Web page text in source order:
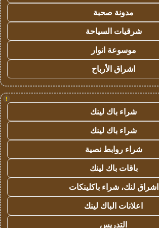
مدونة صحبة
شرقيات السياحة
موسوعة انوار
اشراق الأرباح
!
شراء باك لينك
شراء باك لينك
شراء روابط نصية
باقات باك لينك
اشراق لنك، شراء باكلينكات
اعلانات الباك لينك
التدريس